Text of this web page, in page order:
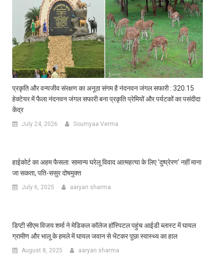
प्रकृति और वन्यजीव संरक्षण का अनूठा संगम है नंदनवन जंगल सफारी : 320.15
हेक्टेयर में फैला नंदनवन जंगल सफारी बना प्रकृति प्रेमियों और पर्यटकों का पसंदीदा
केंद्र
July 24, 2026 Soumyaa Verma
हाईकोर्ट का अहम फैसला: सामान्य घरेलू विवाद आत्महत्या के लिए ‘दुष्प्रेरण’ नहीं माना
जा सकता, पति-ससुर दोषमुक्त
July 6, 2025 aaryan sharma
डिप्टी सीएम विजय शर्मा ने मेडिकल कॉलेज हॉस्पिटल पहुंच आईडी ब्लास्ट में घायल
ग्रामीण और भालू के हमले में घायल जवान से भेंटकर पूछा स्वास्थ्य का हाल
August 8, 2025 aaryan sharma